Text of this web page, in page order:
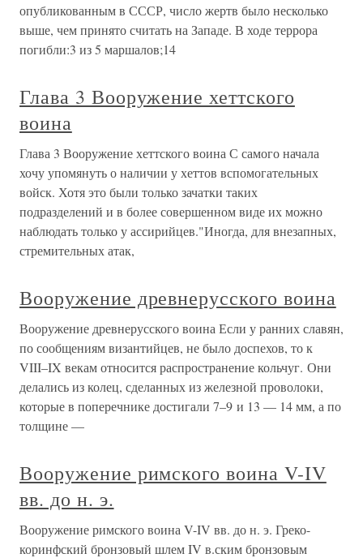
опубликованным в СССР, число жертв было несколько
выше, чем принято считать на Западе. В ходе террора
погибли:3 из 5 маршалов;14
Глава 3 Вооружение хеттского
воина
Глава 3 Вооружение хеттского воина С самого начала
хочу упомянуть о наличии у хеттов вспомогательных
войск. Хотя это были только зачатки таких
подразделений и в более совершенном виде их можно
наблюдать только у ассирийцев."Иногда, для внезапных,
стремительных атак,
Вооружение древнерусского воина
Вооружение древнерусского воина Если у ранних славян,
по сообщениям византийцев, не было доспехов, то к
VIII–IX векам относится распространение кольчуг. Они
делались из колец, сделанных из железной проволоки,
которые в поперечнике достигали 7–9 и 13 — 14 мм, а по
толщине —
Вооружение римского воина V-IV
вв. до н. э.
Вооружение римского воина V-IV вв. до н. э. Греко-
коринфский бронзовый шлем IV в.ским бронзовым